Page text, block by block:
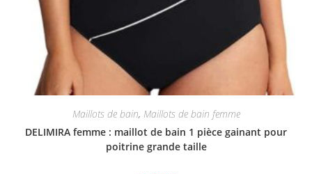
Maillots de bain, Maillots de bain femme
DELIMIRA femme : maillot de bain 1 pièce gainant pour
poitrine grande taille